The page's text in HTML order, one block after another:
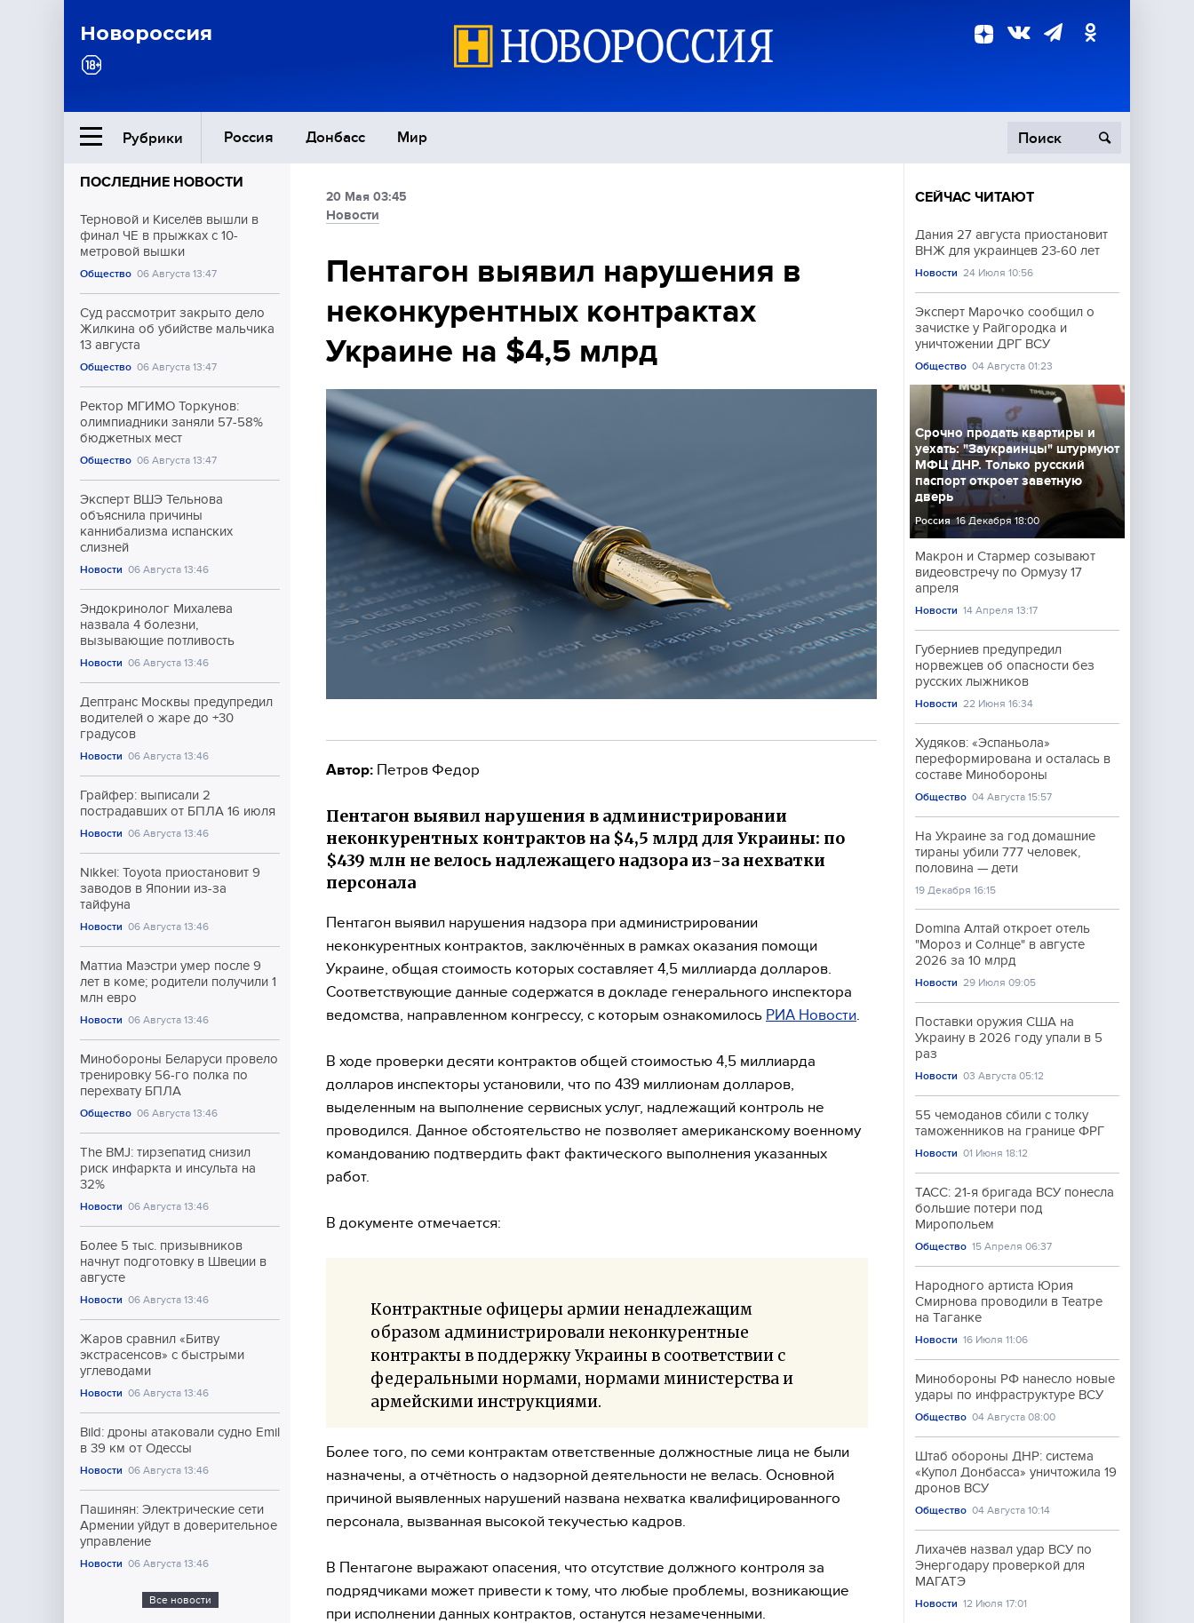
Новороссия
Рубрики Россия Донбасс Мир
Ближний Восток
Общество
Экономика
Происшествия
Культура
Спорт
ПОСЛЕДНИЕ НОВОСТИ
Терновой и Киселёв вышли в
финал ЧЕ в прыжках с 10-
метровой вышки
Общество 06 Августа 13:47
Суд рассмотрит закрыто дело
Жилкина об убийстве мальчика
13 августа
Общество 06 Августа 13:47
Ректор МГИМО Торкунов:
олимпиадники заняли 57-58%
бюджетных мест
Общество 06 Августа 13:47
Эксперт ВШЭ Тельнова
объяснила причины
каннибализма испанских
слизней
Новости 06 Августа 13:46
Эндокринолог Михалева
назвала 4 болезни,
вызывающие потливость
Новости 06 Августа 13:46
Дептранс Москвы предупредил
водителей о жаре до +30
градусов
Новости 06 Августа 13:46
Грайфер: выписали 2
пострадавших от БПЛА 16 июля
Новости 06 Августа 13:46
Nikkei: Toyota приостановит 9
заводов в Японии из-за
тайфуна
Новости 06 Августа 13:46
Маттиа Маэстри умер после 9
лет в коме; родители получили 1
млн евро
Новости 06 Августа 13:46
Минобороны Беларуси провело
тренировку 56-го полка по
перехвату БПЛА
Общество 06 Августа 13:46
The BMJ: тирзепатид снизил
риск инфаркта и инсульта на
32%
Новости 06 Августа 13:46
Более 5 тыс. призывников
начнут подготовку в Швеции в
августе
Новости 06 Августа 13:46
Жаров сравнил «Битву
экстрасенсов» с быстрыми
углеводами
Новости 06 Августа 13:46
Bild: дроны атаковали судно Emil
в 39 км от Одессы
Новости 06 Августа 13:46
Пашинян: Электрические сети
Армении уйдут в доверительное
управление
Новости 06 Августа 13:46
Все новости
20 Мая 03:45
Новости
Пентагон выявил нарушения в
неконкурентных контрактах
Украине на $4,5 млрд
Автор: Петров Федор
Пентагон выявил нарушения в администрировании
неконкурентных контрактов на $4,5 млрд для Украины: по
$439 млн не велось надлежащего надзора из-за нехватки
персонала
Пентагон выявил нарушения надзора при администрировании
неконкурентных контрактов, заключённых в рамках оказания помощи
Украине, общая стоимость которых составляет 4,5 миллиарда долларов.
Соответствующие данные содержатся в докладе генерального инспектора
ведомства, направленном конгрессу, с которым ознакомилось РИА Новости
В ходе проверки десяти контрактов общей стоимостью 4,5 миллиарда
долларов инспекторы установили, что по 439 миллионам долларов,
выделенным на выполнение сервисных услуг, надлежащий контроль не
проводился. Данное обстоятельство не позволяет американскому военному
командованию подтвердить факт фактического выполнения указанных
работ.
В документе отмечается:
Контрактные офицеры армии ненадлежащим
образом администрировали неконкурентные
контракты в поддержку Украины в соответствии с
федеральными нормами, нормами министерства и
армейскими инструкциями.
Более того, по семи контрактам ответственные должностные лица не были
назначены, а отчётность о надзорной деятельности не велась. Основной
причиной выявленных нарушений названа нехватка квалифицированного
персонала, вызванная высокой текучестью кадров.
В Пентагоне выражают опасения, что отсутствие должного контроля за
подрядчиками может привести к тому, что любые проблемы, возникающие
при исполнении данных контрактов, останутся незамеченными.
СЕЙЧАС ЧИТАЮТ
Дания 27 августа приостановит
ВНЖ для украинцев 23-60 лет
Новости 24 Июля 10:56
Эксперт Марочко сообщил о
зачистке у Райгородка и
уничтожении ДРГ ВСУ
Общество 04 Августа 01:23
Срочно продать квартиры и
уехать: "Заукраинцы" штурмуют
МФЦ ДНР. Только русский
паспорт откроет заветную
дверь
Россия 16 Декабря 18:00
Макрон и Стармер созывают
видеовстречу по Ормузу 17
апреля
Новости 14 Апреля 13:17
Губерниев предупредил
норвежцев об опасности без
русских лыжников
Новости 22 Июня 16:34
Худяков: «Эспаньола»
переформирована и осталась в
составе Минобороны
Общество 04 Августа 15:57
На Украине за год домашние
тираны убили 777 человек,
половина — дети
19 Декабря 16:15
Domina Алтай откроет отель
"Мороз и Солнце" в августе
2026 за 10 млрд
Новости 29 Июля 09:05
Поставки оружия США на
Украину в 2026 году упали в 5
раз
Новости 03 Августа 05:12
55 чемоданов сбили с толку
таможенников на границе ФРГ
Новости 01 Июня 18:12
ТАСС: 21-я бригада ВСУ понесла
большие потери под
Миропольем
Общество 15 Апреля 06:37
Народного артиста Юрия
Смирнова проводили в Театре
на Таганке
Новости 16 Июля 11:06
Минобороны РФ нанесло новые
удары по инфраструктуре ВСУ
Общество 04 Августа 08:00
Штаб обороны ДНР: система
«Купол Донбасса» уничтожила 19
дронов ВСУ
Общество 04 Августа 10:14
Лихачёв назвал удар ВСУ по
Энергодару проверкой для
МАГАТЭ
Новости 12 Июля 17:01